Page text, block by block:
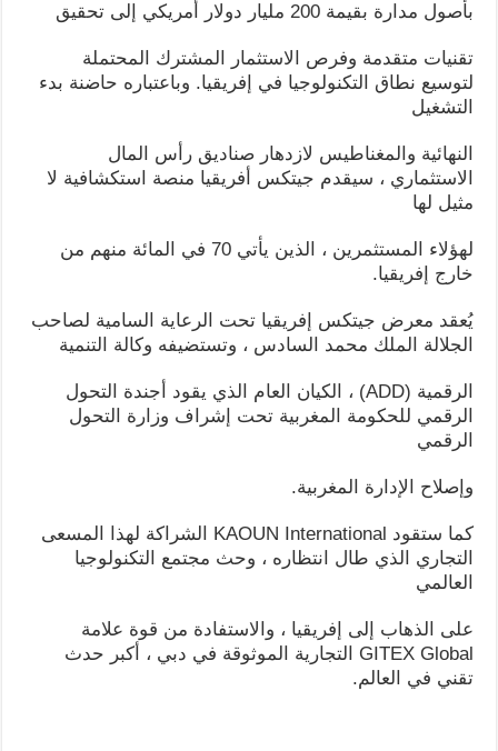
بأصول مدارة بقيمة 200 مليار دولار أمريكي إلى تحقيق
تقنيات متقدمة وفرص الاستثمار المشترك المحتملة
لتوسيع نطاق التكنولوجيا في إفريقيا. وباعتباره حاضنة بدء
التشغيل
النهائية والمغناطيس لازدهار صناديق رأس المال
الاستثماري ، سيقدم جيتكس أفريقيا منصة استكشافية لا
مثيل لها
لهؤلاء المستثمرين ، الذين يأتي 70 في المائة منهم من
خارج إفريقيا.
يُعقد معرض جيتكس إفريقيا تحت الرعاية السامية لصاحب
الجلالة الملك محمد السادس ، وتستضيفه وكالة التنمية
الرقمية (ADD) ، الكيان العام الذي يقود أجندة التحول
الرقمي للحكومة المغربية تحت إشراف وزارة التحول
الرقمي
وإصلاح الإدارة المغربية.
كما ستقود KAOUN International الشراكة لهذا المسعى
التجاري الذي طال انتظاره ، وحث مجتمع التكنولوجيا
العالمي
على الذهاب إلى إفريقيا ، والاستفادة من قوة علامة
GITEX Global التجارية الموثوقة في دبي ، أكبر حدث
تقني في العالم.